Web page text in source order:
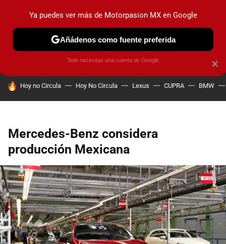
PRUEBAS INDUSTRIA HOY NO CIRCULA
HOY SE HABLA DE
Hoy no Circula Hoy No Circula Lexus CUPRA BMW
Mercedes-Benz considera
producción Mexicana
×
Ya puedes ver más de Motorpasion MX en Google
Añádenos como fuente preferida
Solo necesitas una cuenta de Google